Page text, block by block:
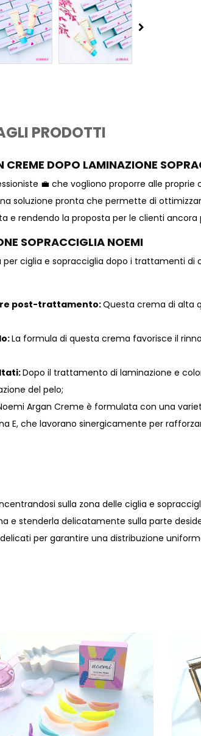
PRODOTTI
CREME DOPO LAMINAZIONE
💼 che vogliono proporre alle
soluzione pronta che permette di
e rendendo la proposta per le clienti ancora
SOPRACCIGLIA NOEMI
ciglia e sopracciglia dopo i trattamenti di
post-trattamento:Questa crema di alta
La formula di questa crema favorisce il
Dopo il trattamento di laminazione e
del pelo;
Argan Creme è formulata con una
E, che lavorano sinergicamente per
sulla zona delle ciglia e
e stenderla delicatamente sulla parte
per garantire una distribuzione